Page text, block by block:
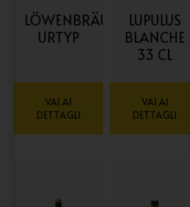
LÖWENBRÄU
URTYP
VAI AI
DETTAGLI
LUPULUS
BLANCHE
33 CL
VAI AI
DETTAGLI